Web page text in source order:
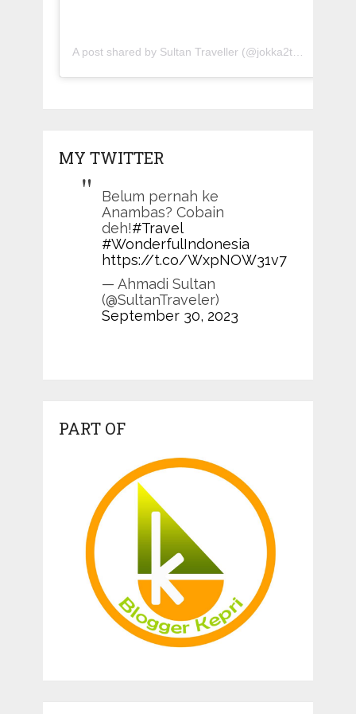
A post shared by Sultan Traveller (@jokka2traveller)
MY TWITTER
Belum pernah ke
Anambas? Cobain
deh!#Travel
#WonderfulIndonesia
https://t.co/WxpNOW31v7
— Ahmadi Sultan
(@SultanTraveler)
September 30, 2023
PART OF